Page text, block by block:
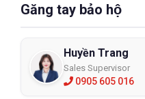
Găng tay bảo hộ
Huyền Trang
Sales Supervisor
0905 605 016